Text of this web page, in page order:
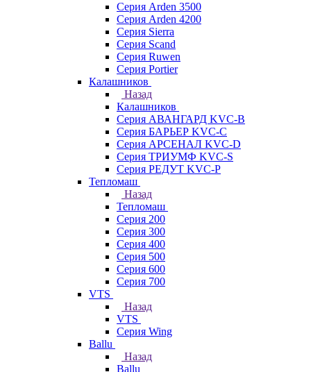
Серия Arden 3500
Серия Arden 4200
Серия Sierra
Серия Scand
Серия Ruwen
Серия Portier
Калашников
Назад
Калашников
Серия АВАНГАРД KVC-B
Серия БАРЬЕР KVC-C
Серия АРСЕНАЛ KVC-D
Серия ТРИУМФ KVC-S
Серия РЕДУТ KVC-P
Тепломаш
Назад
Тепломаш
Серия 200
Серия 300
Серия 400
Серия 500
Серия 600
Серия 700
VTS
Назад
VTS
Серия Wing
Ballu
Назад
Ballu